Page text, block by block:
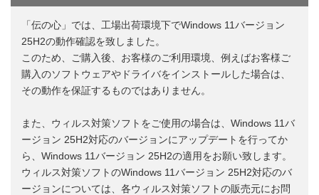
「伝の心」では、工場出荷環境下でWindows 11バージョン
25H2の動作確認を致しました。
このため、ご購入後、お客様のご利用環境、例えばお客様ご
購入のソフトウェアやドライバをインストールした場合は、
その動作を保証するものではありません。
また、ウィルス対策ソフトをご使用の場合は、Windows 11バ
ージョン 25H2対応のバージョンにアップデートを行ってか
ら、Windows 11バージョン 25H2の適用をお願い致します。
ウィルス対策ソフトのWindows 11バージョン 25H2対応のバ
ージョンについては、各ウィルス対策ソフトの販売元にお問